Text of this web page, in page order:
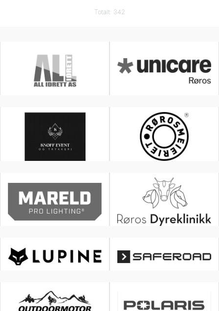
Totalt: 342